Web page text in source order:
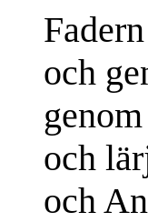
och
och
och